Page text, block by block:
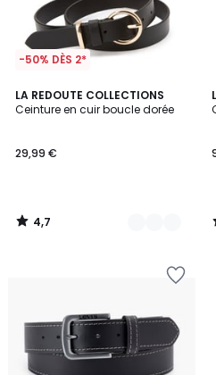
-50% DÈS 2*
LA REDOUTE COLLECTIONS
Ceinture en cuir boucle dorée
29,99 €
4,7
/ 5
2
Couleurs
4,7
/
/